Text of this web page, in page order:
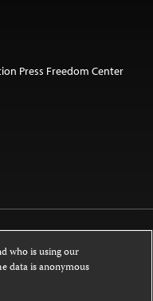
Press Freedom Center
under a
who is using our
data is anonymous